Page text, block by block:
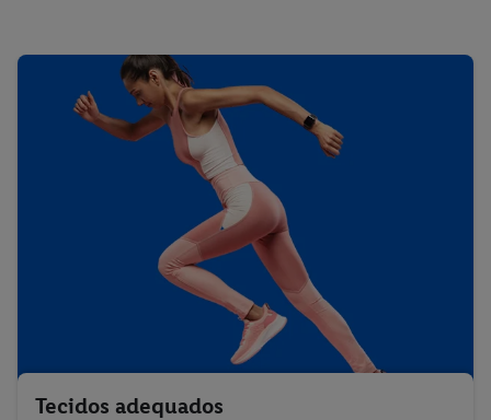
Tecidos adequados